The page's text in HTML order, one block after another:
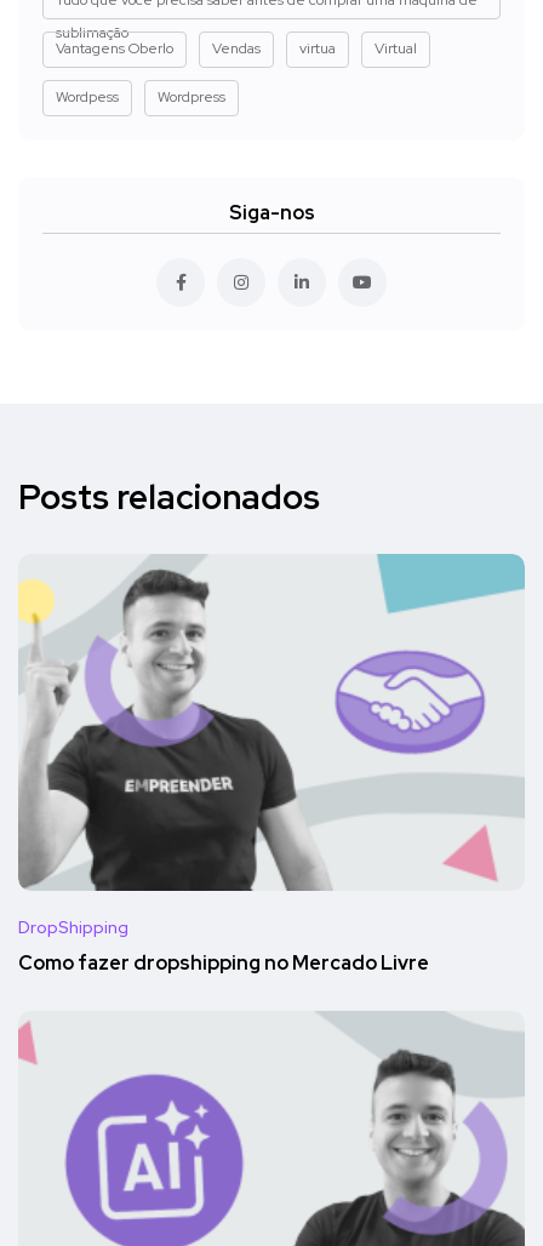
sublimação
Vantagens Oberlo
Vendas virtua Virtual
Wordpess Wordpress
Siga-nos
Posts relacionados
DropShipping
Como fazer dropshipping no Mercado Livre